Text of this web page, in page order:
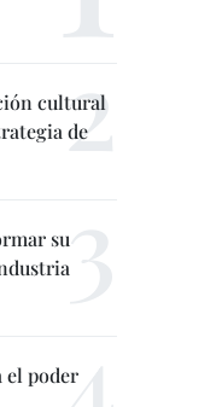
cultural
de
su
el poder